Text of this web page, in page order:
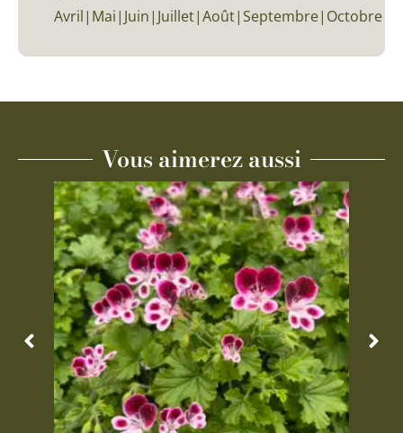
Avril|Mai|Juin|Juillet|Août|Septembre|Octobre
Vous aimerez aussi